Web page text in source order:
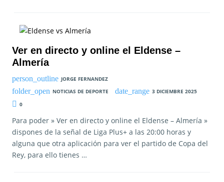
Ver en directo y online el Eldense –
Almería
JORGE FERNANDEZ
NOTICIAS DE DEPORTE
3 DICIEMBRE 2025
0
Para poder » Ver en directo y online el Eldense – Almería »
dispones de la señal de Liga Plus+ a las 20:00 horas y
alguna que otra aplicación para ver el partido de Copa del
Rey, para ello tienes …